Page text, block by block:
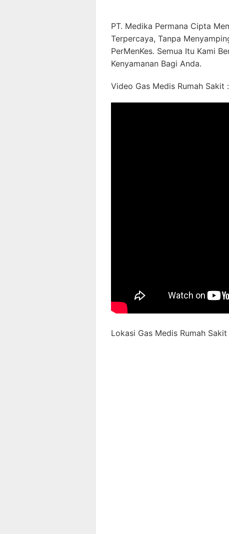
PT. Medika Permana Cipta
Terpercaya, Tanpa
PerMenKes. Semua Itu Kami
Kenyamanan Bagi Anda.
Video Gas Medis Rumah Sakit :
Lokasi Gas Medis Rumah Sakit